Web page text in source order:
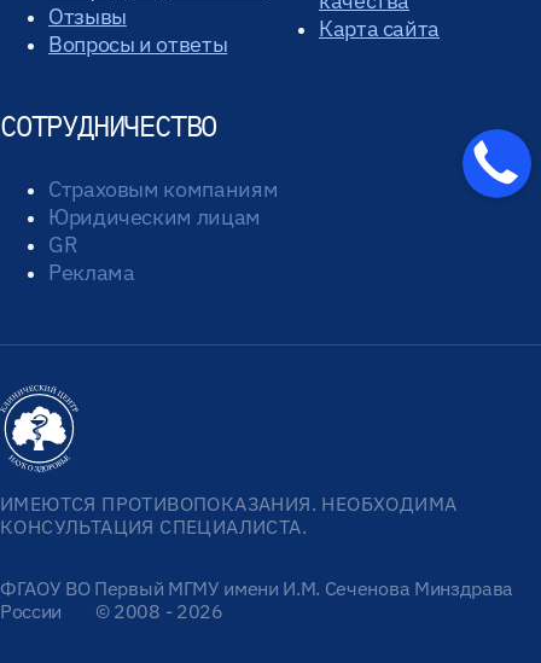
Отзывы
Вопросы и ответы
Карта сайта
СОТРУДНИЧЕСТВО
Страховым компаниям
Юридическим лицам
GR
Реклама
ИМЕЮТСЯ ПРОТИВОПОКАЗАНИЯ. НЕОБХОДИМА
КОНСУЛЬТАЦИЯ СПЕЦИАЛИСТА.
ФГАОУ ВО Первый МГМУ имени И.М. Сеченова Минздрава
России
© 2008 - 2026